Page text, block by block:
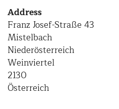
Address
Franz Josef-Straße 43
Mistelbach
Niederösterreich
Weinviertel
2130
Österreich